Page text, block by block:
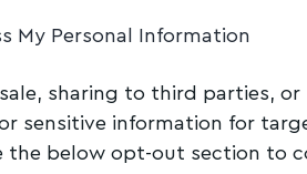
My Personal Information
sharing to third parties, or
sensitive information for
the below opt-out section to